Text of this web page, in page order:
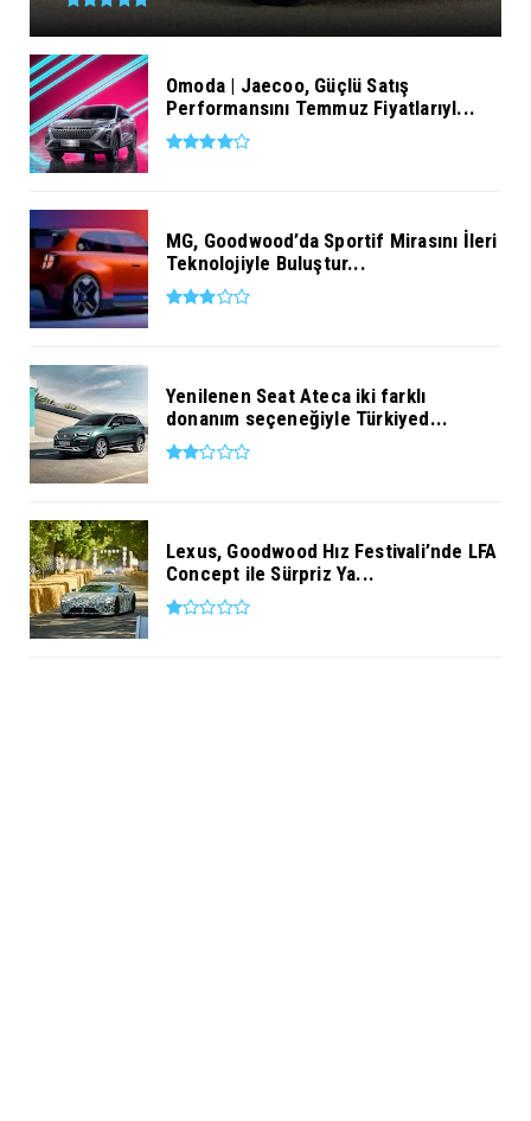
Omoda | Jaecoo, Güçlü Satış
Performansını Temmuz Fiyatlarıyl...
MG, Goodwood’da Sportif Mirasını İleri
Teknolojiyle Buluştur...
Yenilenen Seat Ateca iki farklı
donanım seçeneğiyle Türkiyed...
Lexus, Goodwood Hız Festivali’nde LFA
Concept ile Sürpriz Ya...